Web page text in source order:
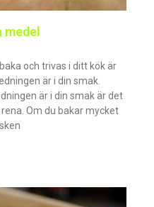
och trivas i ditt kök är
är i din smak.
är i din smak är det
Om du bakar mycket